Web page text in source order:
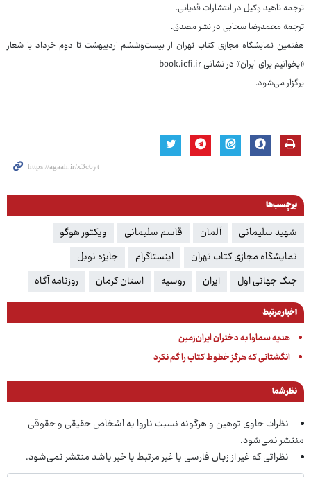
ترجمه ناهید وکیل در انتشارات قدیانی.
ترجمه محمدرضا سحابی در نشر مصدق.
هفتمین نمایشگاه مجازی کتاب تهران از بیست‌وششم اردیبهشت تا دوم خرداد با شعار
«بخوانیم برای ایران» در نشانی book.icfi.ir
برگزار می‌شود.
برچسب‌ها
شهید سلیمانی آلمان قاسم سلیمانی
ویکتور هوگو
نمایشگاه مجازی کتاب تهران
اینستاگرام
جایزه نوبل
جنگ جهانی اول
ایران روسیه استان کرمان روزنامه آگاه
اخبار مرتبط
هدیه سماوا به دختران ایران‌زمین
انگشتانی که هرگز خطوط کتاب را گم نکرد
نظر شما
نظرات حاوی توهین و هرگونه نسبت ناروا به اشخاص حقیقی و حقوقی
منتشر نمی‌شود.
نظراتی که غیر از زبان فارسی یا غیر مرتبط با خبر باشد منتشر نمی‌شود.